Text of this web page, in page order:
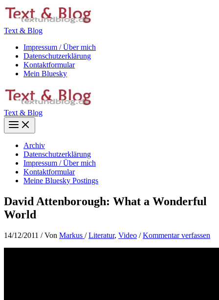
Zum
Inhalt
Text & Blog
Impressum / Über mich
Datenschutzerklärung
Kontaktformular
Mein Bluesky
Text & Blog
Main
Menu
Archiv
Datenschutzerklärung
Impressum / Über mich
Kontaktformular
Meine Bluesky Postings
David Attenborough: What a Wonderful
World
14/12/2011 / Von Markus /Literatur, Video /Kommentar verfassen